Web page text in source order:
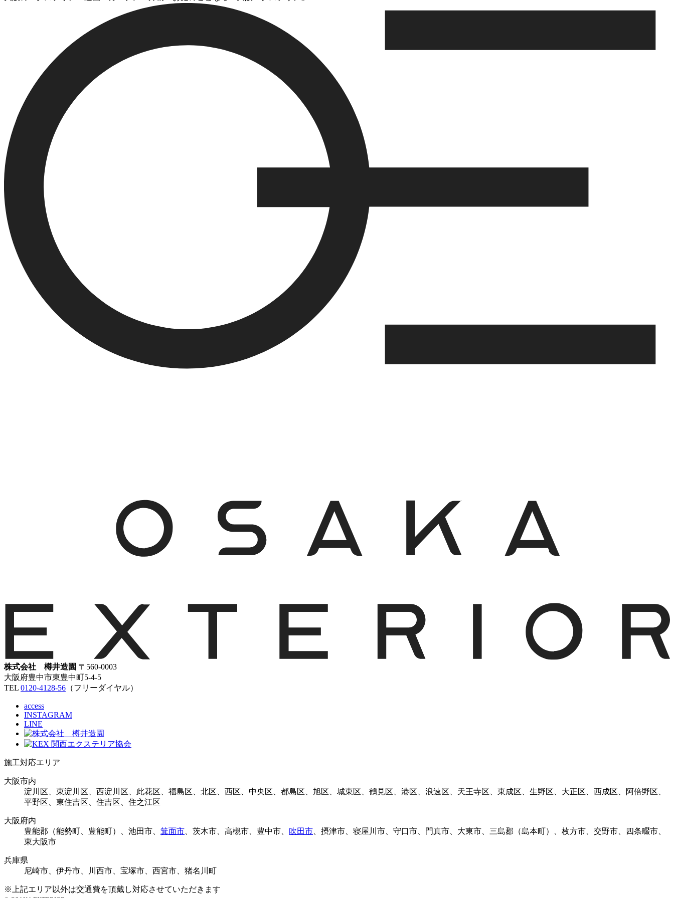
株式会社 樽井造園 〒560-0003
大阪府豊中市東豊中町5-4-5
TEL 0120-4128-56 （フリーダイヤル）
access
INSTAGRAM
LINE
施工対応エリア
大阪市内
淀川区、東淀川区、西淀川区、此花区、福島区、北区、西区、中央区、都島区、旭区、城東区、鶴見区、港区、浪速区、天王寺区、東成区、生野区、大正区、西成区、阿倍野区、
平野区、東住吉区、住吉区、住之江区
大阪府内
豊能郡（能勢町、豊能町）、池田市、 箕面市、茨木市、高槻市、豊中市、 吹田市、摂津市、寝屋川市、守口市、門真市、大東市、三島郡（島本町）、枚方市、交野市、四条畷市、
東大阪市
兵庫県
尼崎市、伊丹市、川西市、宝塚市、西宮市、猪名川町
※上記エリア以外は交通費を頂戴し対応させていただきます